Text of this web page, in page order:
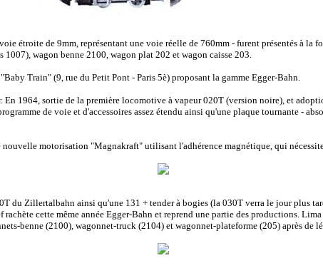
étroite de 9mm, représentant une voie réelle de 760mm - furent présentés à la
wagon benne 2100, wagon plat 202 et wagon caisse 203.
Train" (9, rue du Petit Pont - Paris 5è) proposant la gamme Egger-Bahn.
1964, sortie de la première locomotive à vapeur 020T (version noire), et
de voie et d'accessoires assez étendu ainsi qu'une plaque tournante -
nouvelle motorisation "Magnakraft" utilisant l'adhérence magnétique, qui
du Zillertalbahn ainsi qu'une 131 + tender à bogies (la 030T verra le jour
cette même année Egger-Bahn et reprend une partie des productions.
benne (2100), wagonnet-truck (2104) et wagonnet-plateforme (205) après de